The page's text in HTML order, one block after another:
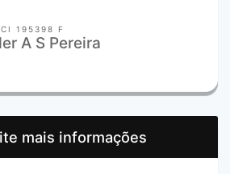
195398 F
A S Pereira
mais informações